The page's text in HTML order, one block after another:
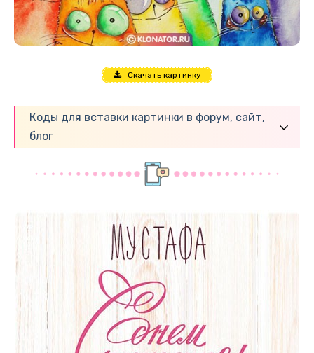
Скачать картинку
Коды для вставки картинки в форум, сайт,
блог